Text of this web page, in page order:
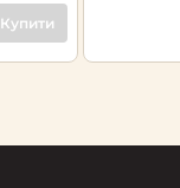
Купити